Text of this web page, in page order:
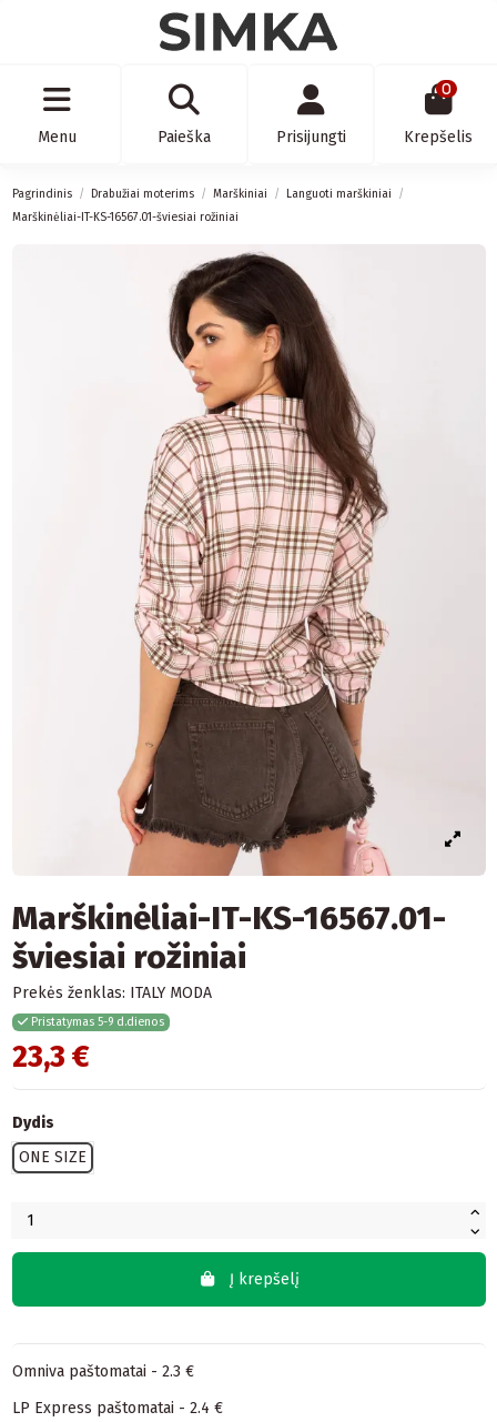
Menu Paieška Prisijungti
0
Krepšelis
Pagrindinis Drabužiai moterims Marškiniai
Languoti marškiniai
Marškinėliai-IT-KS-16567.01-šviesiai rožiniai
Marškinėliai-IT-KS-16567.01-
šviesiai rožiniai
Prekės ženklas: ITALY MODA
Pristatymas 5-9 d.dienos
23,3 €
Dydis
ONE SIZE
Į krepšelį
Omniva paštomatai - 2.3 €
LP Express paštomatai - 2.4 €